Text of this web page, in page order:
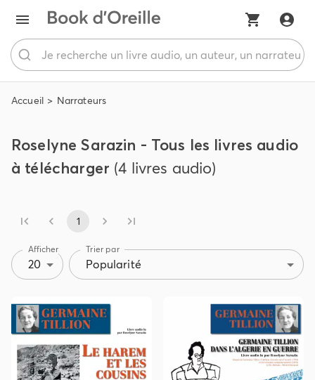
Accueil Narrateurs
Roselyne Sarazin - Tous les livres audio
à télécharger (4 livres audio)
1
Afficher
20
Trier par
Popularité